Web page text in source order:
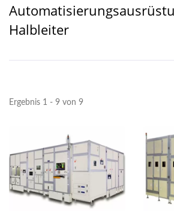
Halbleiter
Ergebnis 1 - 9 von 9